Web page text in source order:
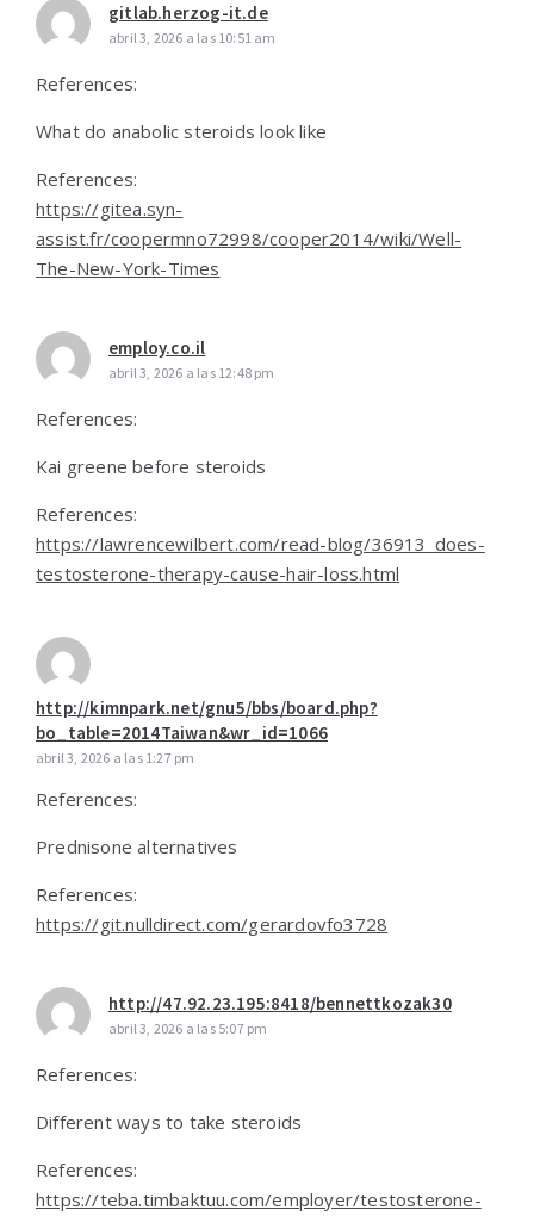
gitlab.herzog-it.de
abril 3, 2026 a las 10:51 am
References:
What do anabolic steroids look like
References:
https://gitea.syn-
assist.fr/coopermno72998/cooper2014/wiki/Well-
The-New-York-Times
employ.co.il
abril 3, 2026 a las 12:48 pm
References:
Kai greene before steroids
References:
https://lawrencewilbert.com/read-blog/36913_does-
testosterone-therapy-cause-hair-loss.html
http://kimnpark.net/gnu5/bbs/board.php?
bo_table=2014Taiwan&wr_id=1066
abril 3, 2026 a las 1:27 pm
References:
Prednisone alternatives
References:
https://git.nulldirect.com/gerardovfo3728
http://47.92.23.195:8418/bennettkozak30
abril 3, 2026 a las 5:07 pm
References:
Different ways to take steroids
References:
https://teba.timbaktuu.com/employer/testosterone-